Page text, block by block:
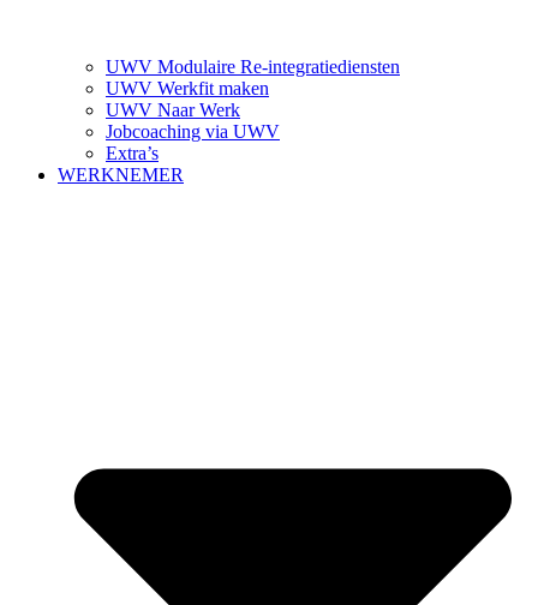
UWV Modulaire Re-integratiediensten
UWV Werkfit maken
UWV Naar Werk
Jobcoaching via UWV
Extra’s
WERKNEMER